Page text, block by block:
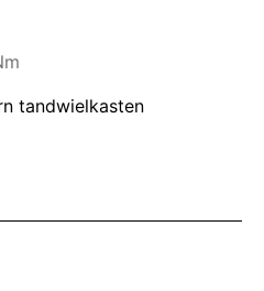
tandwielkasten